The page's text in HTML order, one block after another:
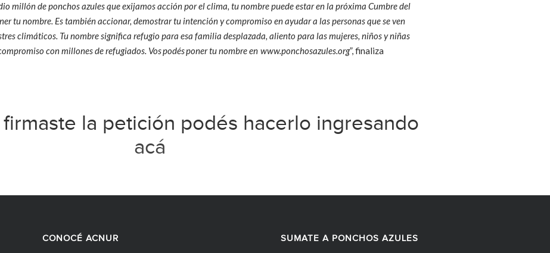
millón de ponchos azules que exijamos acción por el clima, tu nombre puede estar en la próxima Cumbre del
tu nombre. Es también accionar, demostrar tu intención y compromiso en ayudar a las personas que se ven
climáticos. Tu nombre significa refugio para esa familia desplazada, aliento para las mujeres, niños y niñas
con millones de refugiados. Vos podés poner tu nombre en www.ponchosazules.org”, finaliza
la petición podés hacerlo ingresando
acá
CONOCÉ ACNUR SUMATE A PONCHOS AZULES